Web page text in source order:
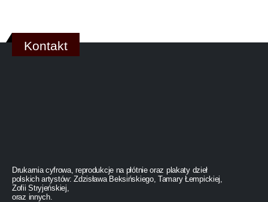
Kontakt
Drukarnia cyfrowa, reprodukcje na płótnie oraz plakaty dzieł
polskich artystów: Zdzisława Beksińskiego, Tamary Łempickiej,
Zofii Stryjeńskiej,
oraz innych.